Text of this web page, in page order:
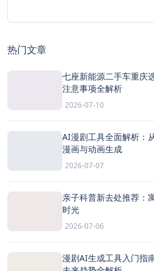
热门文章
七座新能源二手车重庆
注意事项全解析
2026-07-10
AI漫剧工具全面解析：
漫画与动画生成
2026-07-07
亲子科普新去处推荐：
时光
2026-07-06
漫剧AI生成工具入门指